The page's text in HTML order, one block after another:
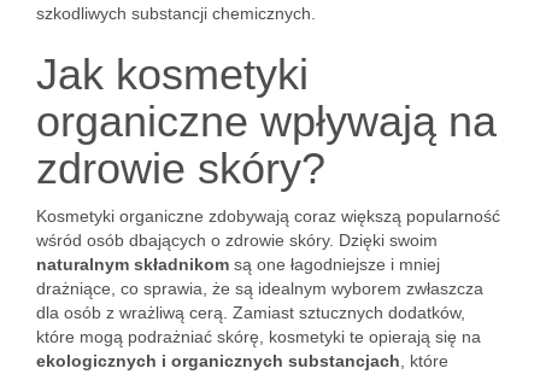
szkodliwych substancji chemicznych.
Jak kosmetyki
organiczne wpływają na
zdrowie skóry?
Kosmetyki organiczne zdobywają coraz większą popularność
wśród osób dbających o zdrowie skóry. Dzięki swoim
naturalnym składnikom są one łagodniejsze i mniej
drażniące, co sprawia, że są idealnym wyborem zwłaszcza
dla osób z wrażliwą cerą. Zamiast sztucznych dodatków,
które mogą podrażniać skórę, kosmetyki te opierają się na
ekologicznych i organicznych substancjach , które